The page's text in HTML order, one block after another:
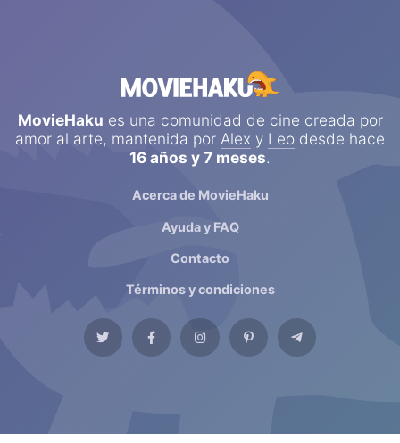
MovieHaku es una comunidad de cine creada por
amor al arte, mantenida por Alex y Leo desde hace
16 años y 7 meses.
Acerca de MovieHaku
Ayuda y FAQ
Contacto
Términos y condiciones